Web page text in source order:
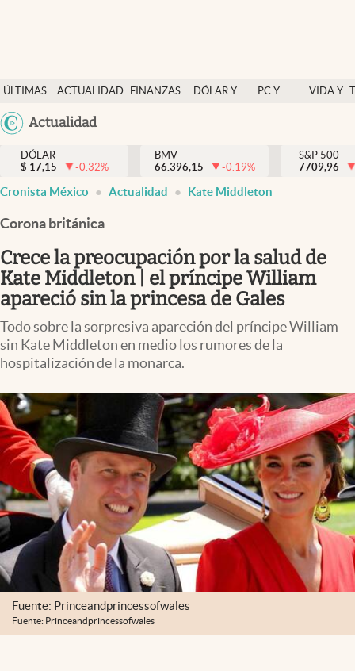
ÚLTIMAS
NOTICIAS
ACTUALIDAD
FINANZAS
DÓLAR Y
PC Y
VIDA Y
México
Actualidad
Actualidad
Finanzas y economía
Dólar y mercados
Pc y celular
Vida y estilo
Tv
Clima
Espiritualidad
Mediakit
abre en nueva pestaña
México
DÓLAR
$ 17,15 -0.32%
BMV
66.396,15
-0.19%
S&P 500
7709,96
Cronista México Actualidad Kate Middleton
Corona británica
Crece la preocupación por la salud de
Kate Middleton | el príncipe William
apareció sin la princesa de Gales
Todo sobre la sorpresiva apareción del príncipe William
sin Kate Middleton en medio los rumores de la
hospitalización de la monarca.
Fuente: Princeandprincessofwales
Fuente: Princeandprincessofwales